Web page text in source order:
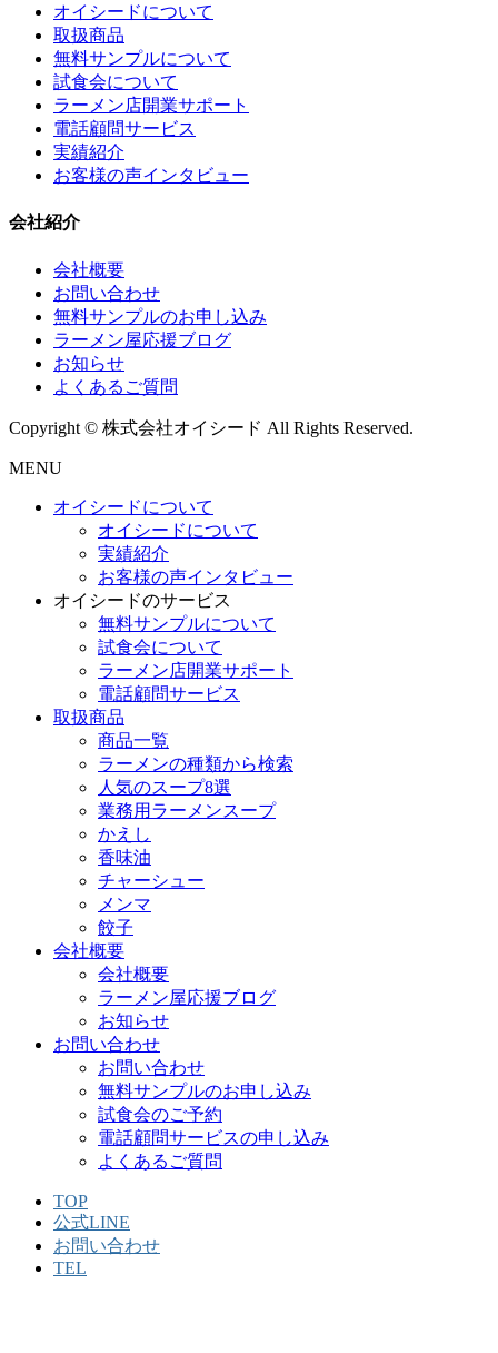
オイシードについて
取扱商品
無料サンプルについて
試食会について
ラーメン店開業サポート
電話顧問サービス
実績紹介
お客様の声インタビュー
会社紹介
会社概要
お問い合わせ
無料サンプルのお申し込み
ラーメン屋応援ブログ
お知らせ
よくあるご質問
Copyright © 株式会社オイシード All Rights Reserved.
MENU
オイシードについて
オイシードについて
実績紹介
お客様の声インタビュー
オイシードのサービス
無料サンプルについて
試食会について
ラーメン店開業サポート
電話顧問サービス
取扱商品
商品一覧
ラーメンの種類から検索
人気のスープ8選
業務用ラーメンスープ
かえし
香味油
チャーシュー
メンマ
餃子
会社概要
会社概要
ラーメン屋応援ブログ
お知らせ
お問い合わせ
お問い合わせ
無料サンプルのお申し込み
試食会のご予約
電話顧問サービスの申し込み
よくあるご質問
TOP
公式LINE
お問い合わせ
TEL